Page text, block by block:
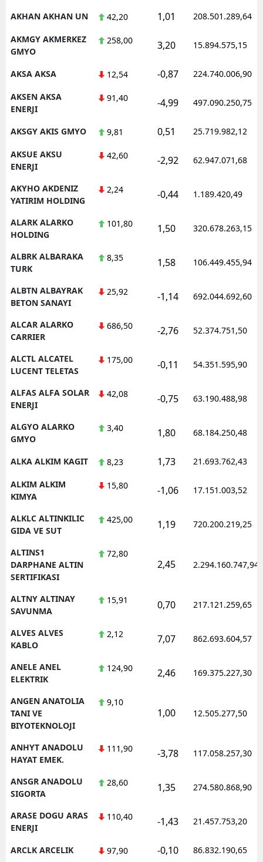
AKHAN AKHAN UN 42,20 1,01 208.501.289,64
AKMGY AKMERKEZ
GMYO
258,00 3,20 15.894.575,15
AKSA AKSA 12,54 -0,87 224.740.006,90
AKSEN AKSA
ENERJI
91,40 -4,99 497.090.250,75
AKSGY AKIS GMYO 9,81 0,51 25.719.982,12
AKSUE AKSU
ENERJI
42,60 -2,92 62.947.071,68
AKYHO AKDENIZ
YATIRIM HOLDING
2,24 -0,44 1.189.420,49
ALARK ALARKO
HOLDING
101,80 1,50 320.678.263,15
ALBRK ALBARAKA
TURK
8,35 1,58 106.449.455,94
ALBTN ALBAYRAK
BETON SANAYI
25,92 -1,14 692.044.692,60
ALCAR ALARKO
CARRIER
686,50 -2,76 52.374.751,50
ALCTL ALCATEL
LUCENT TELETAS
175,00 -0,11 54.351.595,90
ALFAS ALFA SOLAR
ENERJI
42,08 -0,75 63.190.488,98
ALGYO ALARKO
GMYO
3,40 1,80 68.184.250,48
ALKA ALKIM KAGIT 8,23 1,73 21.693.762,43
ALKIM ALKIM
KIMYA
15,80 -1,06 17.151.003,52
ALKLC ALTINKILIC
GIDA VE SUT
425,00 1,19 720.200.219,25
ALTINS1
DARPHANE ALTIN
SERTIFIKASI
72,80
2,45 2.294.160.747,94
ALTNY ALTINAY
SAVUNMA
15,91 0,70 217.121.259,65
ALVES ALVES
KABLO
2,12 7,07 862.693.604,57
ANELE ANEL
ELEKTRIK
124,90 2,46 169.375.227,30
ANGEN ANATOLIA
TANI VE
BIYOTEKNOLOJI
9,10
1,00 12.505.277,50
ANHYT ANADOLU
HAYAT EMEK.
111,90 -3,78 117.058.257,30
ANSGR ANADOLU
SIGORTA
28,60 1,35 274.580.868,90
ARASE DOGU ARAS
ENERJI
110,40 -1,43 21.457.753,20
ARCLK ARCELIK 97,90 -0,10 86.832.190,65